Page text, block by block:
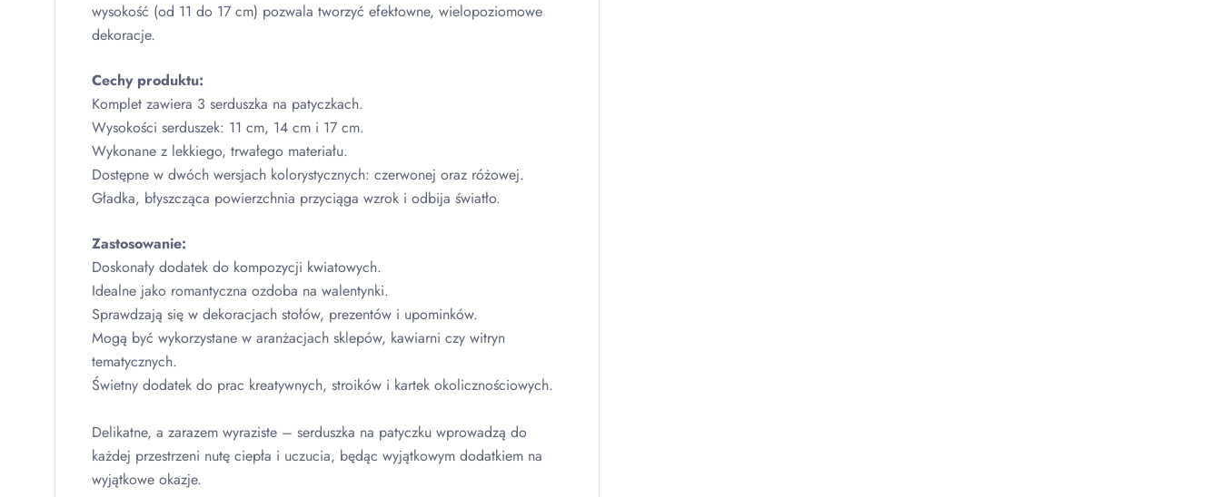
wysokość (od 11 do 17 cm) pozwala tworzyć efektowne, wielopoziomowe
dekoracje.
Cechy produktu:
Komplet zawiera 3 serduszka na patyczkach.
Wysokości serduszek: 11 cm, 14 cm i 17 cm.
Wykonane z lekkiego, trwałego materiału.
Dostępne w dwóch wersjach kolorystycznych: czerwonej oraz różowej.
Gładka, błyszcząca powierzchnia przyciąga wzrok i odbija światło.
Zastosowanie:
Doskonały dodatek do kompozycji kwiatowych.
Idealne jako romantyczna ozdoba na walentynki.
Sprawdzają się w dekoracjach stołów, prezentów i upominków.
Mogą być wykorzystane w aranżacjach sklepów, kawiarni czy witryn
tematycznych.
Świetny dodatek do prac kreatywnych, stroików i kartek okolicznościowych.
Delikatne, a zarazem wyraziste – serduszka na patyczku wprowadzą do
każdej przestrzeni nutę ciepła i uczucia, będąc wyjątkowym dodatkiem na
wyjątkowe okazje.